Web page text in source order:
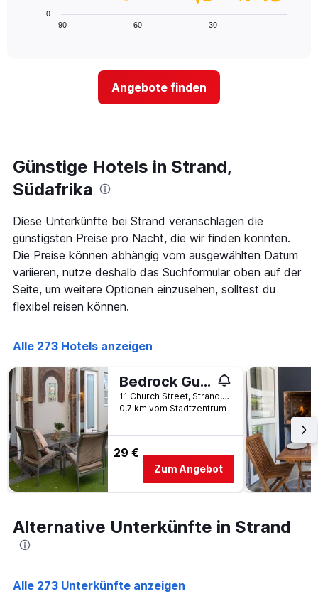
hat
1
Y-
die
den
durchschnittlichen
Zimmerpreis
für
heute
Nacht
letzten
Tagen
anzeigt.
Diagramm
näher
das
Aufenthaltsdatum
rückt.
Diagramm
hat
1
X-
Achse,
die
die
Tage
dem
Aufenthalt
anzeigt
Das
Diagramm
hat
1
Y-
Achse,
die
durchschnittlichen
Zimmerpreis
anzeigt
90 60 30
0
Angebote finden
Günstige Hotels in Strand,
Südafrika
Diese Unterkünfte bei Strand veranschlagen die
günstigsten Preise pro Nacht, die wir finden konnten.
Die Preise können abhängig vom ausgewählten Datum
variieren, nutze deshalb das Suchformular oben auf der
Seite, um weitere Optionen einzusehen, solltest du
flexibel reisen können.
Alle 273 Hotels anzeigen
Bedrock Guest Studios
11 Church Street, Strand, Westkap, Südafrika
0,7 km vom Stadtzentrum
29 €
Zum Angebot
Alternative Unterkünfte in Strand
Alle 273 Unterkünfte anzeigen